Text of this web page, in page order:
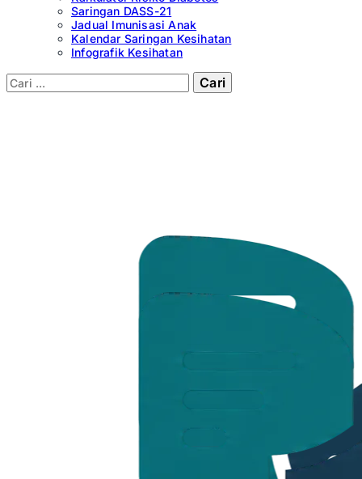
Saringan DASS-21
Jadual Imunisasi Anak
Kalendar Saringan Kesihatan
Infografik Kesihatan
Cari: